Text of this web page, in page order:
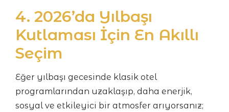
4. 2026’da Yılbaşı
Kutlaması İçin En Akıllı
Seçim
Eğer yılbaşı gecesinde klasik otel
programlarından uzaklaşıp, daha enerjik,
sosyal ve etkileyici bir atmosfer arıyorsanız;